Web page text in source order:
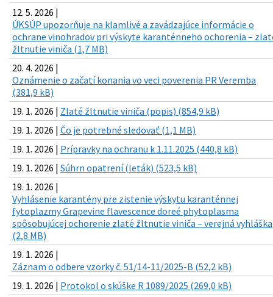
12. 5. 2026 |
ÚKSÚP upozorňuje na klamlivé a zavádzajúce informácie o
ochrane vinohradov pri výskyte karanténneho ochorenia –
žltnutie viniča (1,7 MB)
20. 4. 2026 |
Oznámenie o začatí konania vo veci poverenia PR Veremba
(381,9 kB)
19. 1. 2026 | Zlaté žltnutie viniča (popis) (854,9 kB)
19. 1. 2026 | Čo je potrebné sledovať (1,1 MB)
19. 1. 2026 | Prípravky na ochranu k 1.11.2025 (440,8 kB)
19. 1. 2026 | Súhrn opatrení (leták) (523,5 kB)
19. 1. 2026 |
Vyhlásenie karantény pre zistenie výskytu karanténnej
fytoplazmy Grapevine flavescence doreé phytoplasma
spôsobujúcej ochorenie zlaté žltnutie viniča – verejná vyhláška
(2,8 MB)
19. 1. 2026 |
Záznam o odbere vzorky č. 51/14-11/2025-B (52,2 kB)
19. 1. 2026 | Protokol o skúške R 1089/2025 (269,0 kB)